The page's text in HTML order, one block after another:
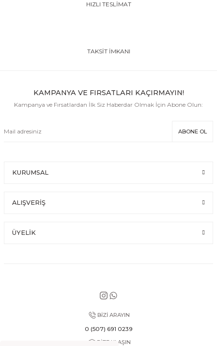
HIZLI TESLİMAT
TAKSİT İMKANI
KAMPANYA VE FIRSATLARI KAÇIRMAYIN!
Kampanya ve Fırsatlardan İlk Siz Haberdar Olmak İçin Abone Olun:
ABONE OL
KURUMSAL
ALIŞVERİŞ
ÜYELİK
BİZİ ARAYIN
0 (507) 691 0239
BİZE ULAŞIN